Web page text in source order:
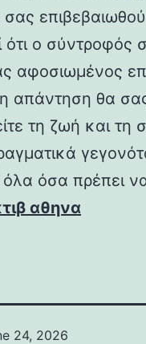
σας
ότι ο σύντροφός
αφοσιωμένος
απάντηση θα
τη ζωή και
όλα όσα πρέπει
αθηνα
24, 2026